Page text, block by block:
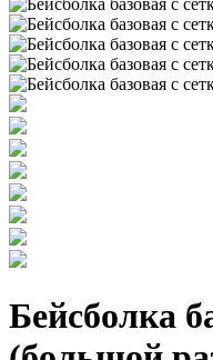
Бейсболка